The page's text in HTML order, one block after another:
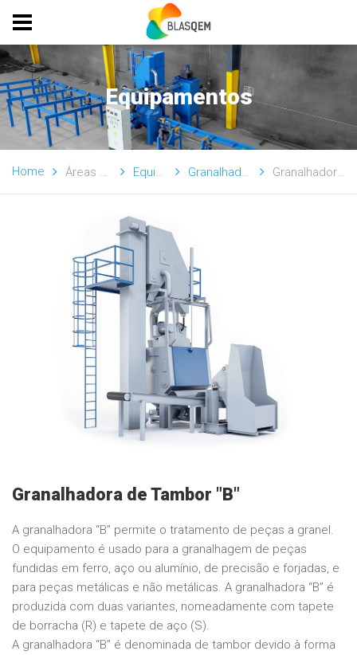
Equipamentos
Home Áreas de Atividade Equipamentos Granalhadoras (Turbinas) Granalhadora de Tambor "B"
Granalhadora de Tambor "B"
A granalhadora “B” permite o tratamento de peças a granel.
O equipamento é usado para a granalhagem de peças
fundidas em ferro, aço ou alumínio, de precisão e forjadas, e
para peças metálicas e não metálicas. A granalhadora “B” é
produzida com duas variantes, nomeadamente com tapete
de borracha (R) e tapete de aço (S).
A granalhadora “B” é denominada de tambor devido à forma